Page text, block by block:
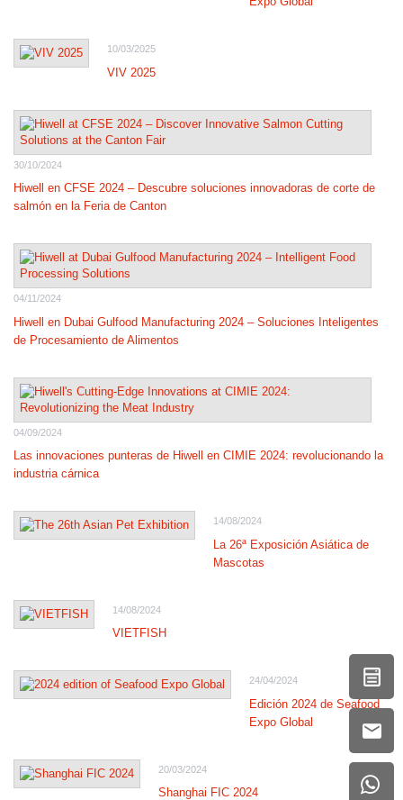
10/03/2025
VIV 2025
30/10/2024
Hiwell en CFSE 2024 – Descubre soluciones innovadoras de corte de
salmón en la Feria de Canton
04/11/2024
Hiwell en Dubai Gulfood Manufacturing 2024 – Soluciones Inteligentes
de Procesamiento de Alimentos
04/09/2024
Las innovaciones punteras de Hiwell en CIMIE 2024: revolucionando la
industria cárnica
14/08/2024
La 26ª Exposición Asiática de
Mascotas
14/08/2024
VIETFISH
24/04/2024
Edición 2024 de Seafood
Expo Global
20/03/2024
Shanghai FIC 2024